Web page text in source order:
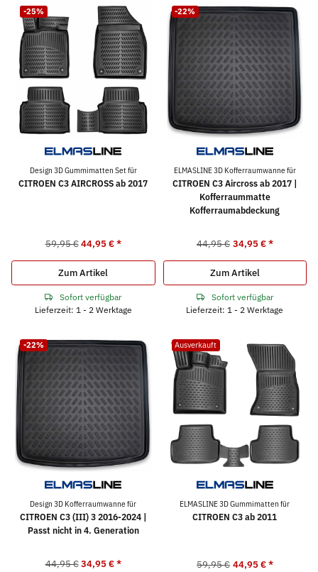
-25%
Design 3D Gummimatten Set für
CITROEN C3 AIRCROSS ab 2017
59,95 € 44,95 €*
Zum Artikel
Sofort verfügbar
Lieferzeit: 1 - 2 Werktage
-22%
ELMASLINE 3D Kofferraumwanne für
CITROEN C3 Aircross ab 2017 |
Kofferraummatte
Kofferraumabdeckung
44,95 € 34,95 €*
Zum Artikel
Sofort verfügbar
Lieferzeit: 1 - 2 Werktage
-22%
Design 3D Kofferraumwanne für
CITROEN C3 (III) 3 2016-2024 |
Passt nicht in 4. Generation
44,95 € 34,95 €*
Ausverkauft
ELMASLINE 3D Gummimatten für
CITROEN C3 ab 2011
59,95 € 44,95 €*